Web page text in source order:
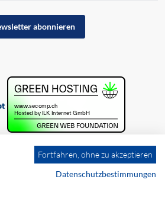
abonnieren
Fortfahren, ohne zu akzeptieren
Datenschutzbestimmungen